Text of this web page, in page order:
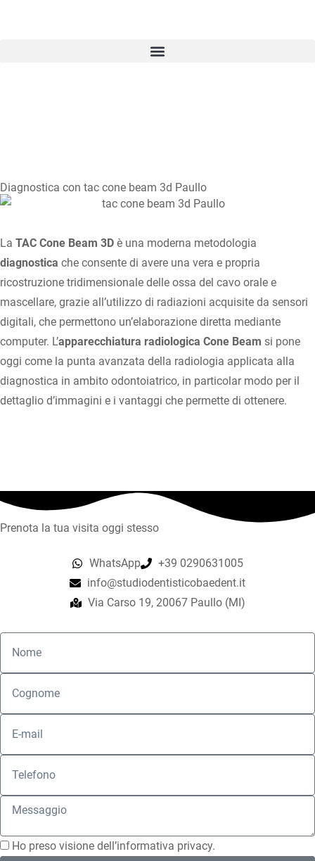
Diagnostica con tac cone beam 3d Paullo
La TAC Cone Beam 3D è una moderna metodologia
diagnostica che consente di avere una vera e propria
ricostruzione tridimensionale delle ossa del cavo orale e
mascellare, grazie all’utilizzo di radiazioni acquisite da sensori
digitali, che permettono un’elaborazione diretta mediante
computer. L’apparecchiatura radiologica Cone Beam si pone
oggi come la punta avanzata della radiologia applicata alla
diagnostica in ambito odontoiatrico, in particolar modo per il
dettaglio d’immagini e i vantaggi che permette di ottenere.
Prenota la tua visita oggi stesso
WhatsApp
+39 0290631005
info@studiodentisticobaedent.it
Via Carso 19, 20067 Paullo (MI)
Ho preso visione dell’informativa privacy.